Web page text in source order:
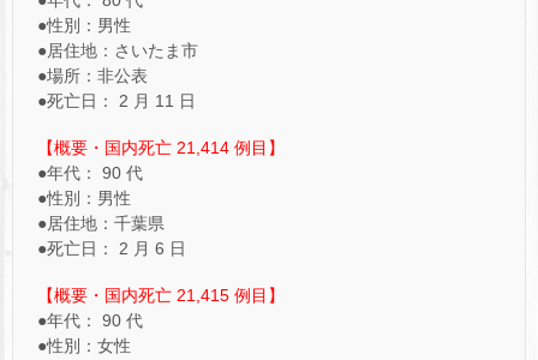
●性別：男性
●居住地：さいたま市
●場所：非公表
●死亡日： 2 月 11 日
【概要・国内死亡 21,414 例目】
●年代： 90 代
●性別：男性
●居住地：千葉県
●死亡日： 2 月 6 日
【概要・国内死亡 21,415 例目】
●年代： 90 代
●性別：女性